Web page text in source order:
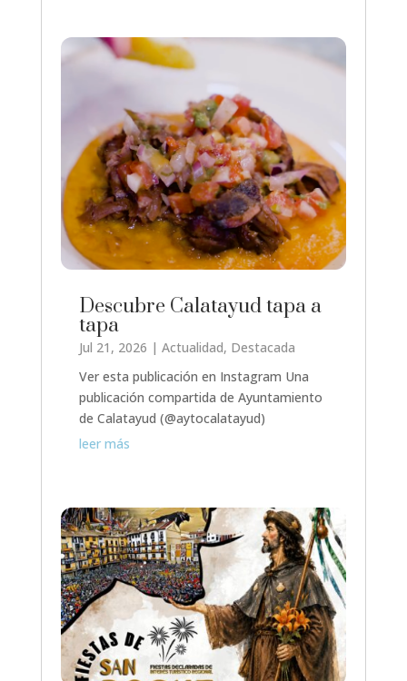
Descubre Calatayud tapa a
tapa
Jul 21, 2026 |Actualidad, Destacada
Ver esta publicación en Instagram Una
publicación compartida de Ayuntamiento
de Calatayud (@aytocalatayud)
leer más